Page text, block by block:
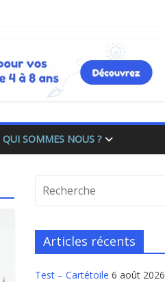
QUI SOMMES NOUS ?
Articles récents
Test – Cartétoile 6 août 2026